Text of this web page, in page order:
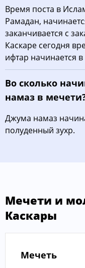
Время поста в
Рамадан,
заканчивается с
Каскаре сегодня
ифтар начинается в
Во сколько
намаз в
Джума намаз
полуденный зухр.
Мечети и
Каскары
Мечеть